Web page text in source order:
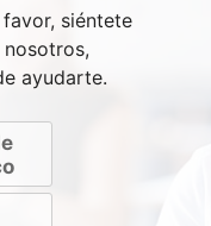
siéntete
ayudarte.